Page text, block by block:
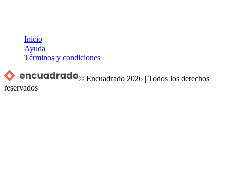
Inicio
Ayuda
Términos y condiciones
© Encuadrado 2026 |Todos los derechos
reservados